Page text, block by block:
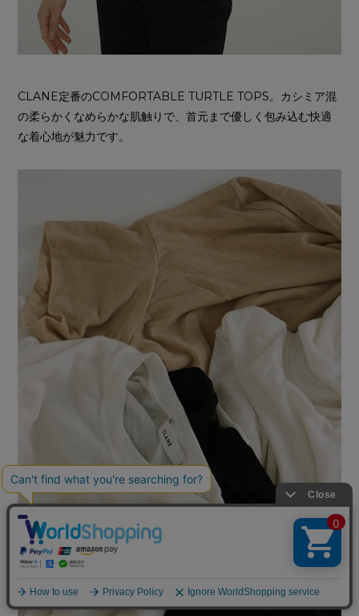
CLANE定番のCOMFORTABLE TURTLE TOPS。カシミア混
の柔らかくなめらかな肌触りで、首元まで優しく包み込む快適
な着心地が魅力です。